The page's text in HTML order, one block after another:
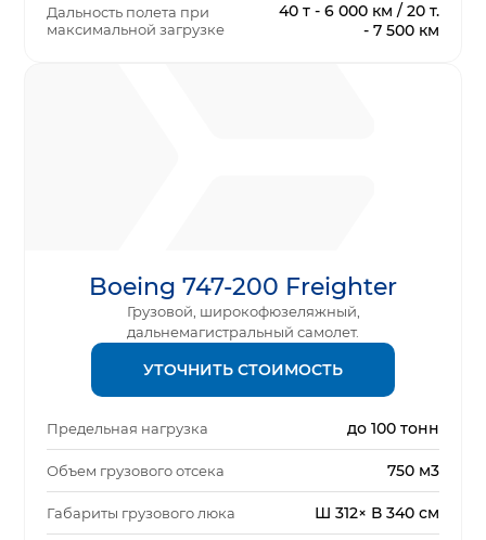
Дальность полета при
максимальной загрузке
40 т - 6 000 км / 20 т.
- 7 500 км
Boeing 747-200 Freighter
Грузовой, широкофюзеляжный,
дальнемагистральный самолет.
УТОЧНИТЬ СТОИМОСТЬ
Предельная нагрузка до 100 тонн
Объем грузового отсека 750 м3
Габариты грузового люка Ш 312× В 340 см